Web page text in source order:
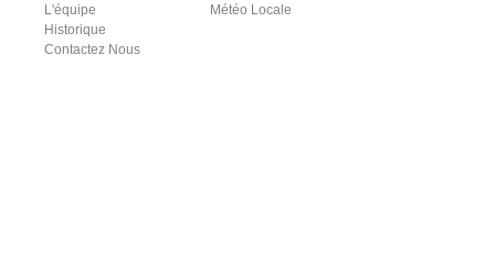
L'équipe
Historique
Contactez Nous
Météo Locale